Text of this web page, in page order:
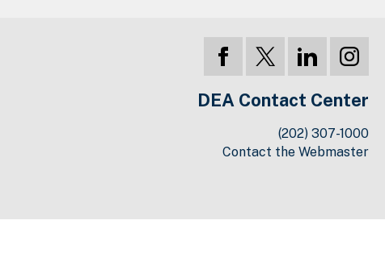
DEA Contact Center
(202) 307-1000
Contact the Webmaster